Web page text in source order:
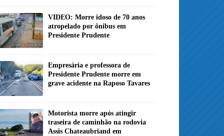
VIDEO: Morre idoso de 70 anos
atropelado por ônibus em
Presidente Prudente
Empresária e professora de
Presidente Prudente morre em
grave acidente na Raposo Tavares
Motorista morre após atingir
traseira de caminhão na rodovia
Assis Chateaubriand em